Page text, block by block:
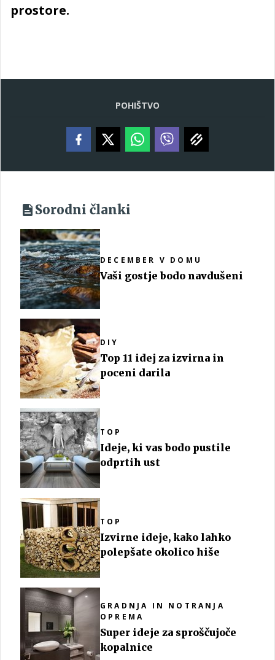
prostore.
POHIŠTVO
Sorodni članki
DECEMBER V DOMU
Vaši gostje bodo navdušeni
DIY
Top 11 idej za izvirna in
poceni darila
TOP
Ideje, ki vas bodo pustile
odprtih ust
TOP
Izvirne ideje, kako lahko
polepšate okolico hiše
GRADNJA IN NOTRANJA
OPREMA
Super ideje za sproščujoče
kopalnice